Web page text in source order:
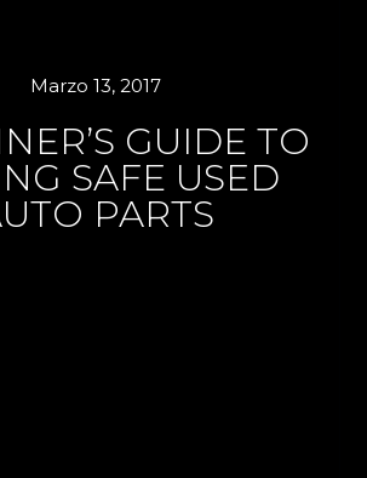
Marzo 13, 2017
GUIDE TO
SAFE USED
PARTS